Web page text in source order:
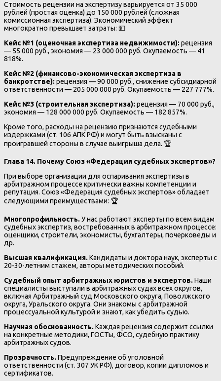
Стоимость рецензии на экспертизу варьируется от 35 000
рублей (простая оценка) до 150 000 рублей (сложная
комиссионная экспертиза). Экономический эффект
многократно превышает затраты: 💵
Кейс №1 (оценочная экспертиза недвижимости):рецензия
— 55 000 руб., экономия — 23 000 000 руб. Окупаемость — 41
818%.
Кейс №2 (финансово-экономическая экспертиза в
банкротстве):рецензия — 90 000 руб., снижение субсидиарной
ответственности — 205 000 000 руб. Окупаемость — 227 777%.
Кейс №3 (строительная экспертиза):рецензия — 70 000 руб.,
экономия — 128 000 000 руб. Окупаемость — 182 857%.
Кроме того, расходы на рецензию признаются судебными
издержками (ст. 106 АПК РФ) и могут быть взысканы с
проигравшей стороны в случае выигрыша дела. 🏆
Глава 14. Почему Союз «Федерация судебных экспертов»?
При выборе организации для оспаривания экспертизы в
арбитражном процессе критически важны компетенции и
репутация. Союз «Федерация судебных экспертов» обладает
следующими преимуществами: 🏆
Многопрофильность.У нас работают эксперты по всем видам
судебных экспертиз, востребованных в арбитражном процессе:
оценщики, строители, экономисты, бухгалтеры, почерковеды и
др.
Высшая квалификация.Кандидаты и доктора наук, эксперты с
20-30-летним стажем, авторы методических пособий.
Судебный опыт арбитражных юристов и экспертов.Наши
специалисты выступали в арбитражных судах всех округов,
включая Арбитражный суд Московского округа, Поволжского
округа, Уральского округа. Они знакомы с арбитражной
процессуальной культурой и знают, как убедить судью.
Научная обоснованность.Каждая рецензия содержит ссылки
на конкретные методики, ГОСТы, ФСО, судебную практику
арбитражных судов.
Прозрачность.Предупреждение об уголовной
ответственности (ст. 307 УК РФ), договор, копии дипломов и
сертификатов.